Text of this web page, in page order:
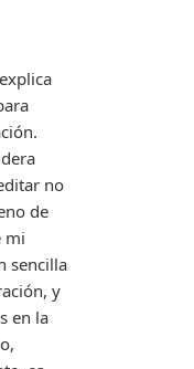
no
de
mi
sencilla
y
en la